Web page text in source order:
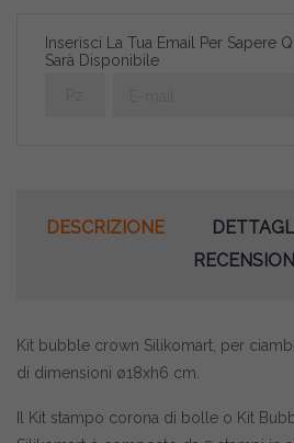
Inserisci La Tua Email Per Sapere
Sarà Disponibile
DESCRIZIONE
Kit bubble crown Silikomart, per
di dimensioni ø18xh6 cm.
Il Kit stampo corona di bolle o Kit